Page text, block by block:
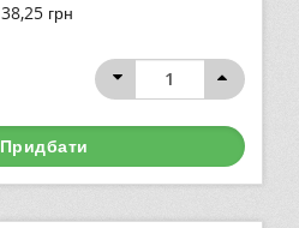
38,25 грн
Придбати